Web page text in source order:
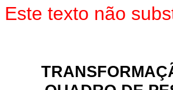
Este texto não